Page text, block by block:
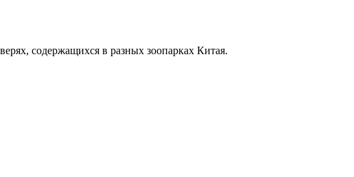
содержащихся в разных зоопарках Китая.